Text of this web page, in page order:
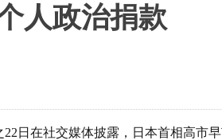
人政治捐款
日在社交媒体披露，日本首相高市